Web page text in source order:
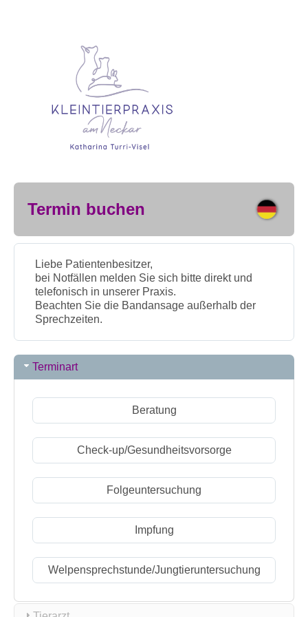
Termin buchen
Liebe Patientenbesitzer,
bei Notfällen melden Sie sich bitte direkt und
telefonisch in unserer Praxis.
Beachten Sie die Bandansage außerhalb der
Sprechzeiten.
Terminart
Beratung
Check-up/Gesundheitsvorsorge
Folgeuntersuchung
Impfung
Welpensprechstunde/Jungtieruntersuchung